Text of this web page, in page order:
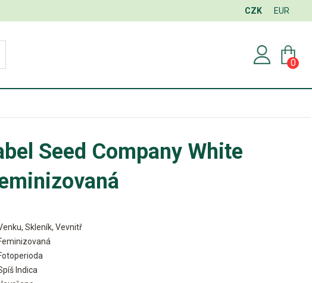
CZK EUR
0
Seed Company White
Skleník, Vevnitř
Indica